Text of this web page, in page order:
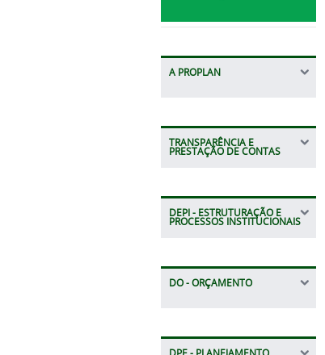
A PROPLAN
TRANSPARÊNCIA E
PRESTAÇÃO DE CONTAS
DEPI - ESTRUTURAÇÃO E
PROCESSOS INSTITUCIONAIS
DO - ORÇAMENTO